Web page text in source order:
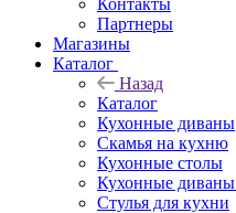
Контакты
Партнеры
Магазины
Каталог
Назад
Каталог
Кухонные диваны
Скамья на кухню
Кухонные столы
Кухонные диваны
Стулья для кухни